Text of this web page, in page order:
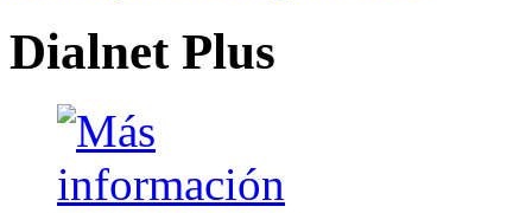
Dialnet Plus